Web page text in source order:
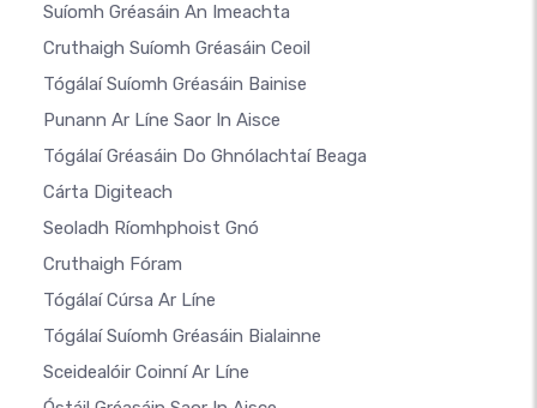
Suíomh Gréasáin An Imeachta
Cruthaigh Suíomh Gréasáin Ceoil
Tógálaí Suíomh Gréasáin Bainise
Punann Ar Líne Saor In Aisce
Tógálaí Gréasáin Do Ghnólachtaí Beaga
Cárta Digiteach
Seoladh Ríomhphoist Gnó
Cruthaigh Fóram
Tógálaí Cúrsa Ar Líne
Tógálaí Suíomh Gréasáin Bialainne
Sceidealóir Coinní Ar Líne